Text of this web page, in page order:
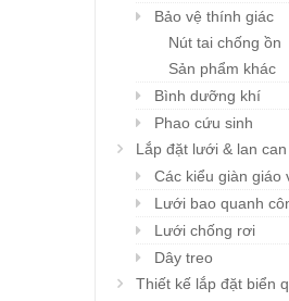
Bảo vệ thính giác
Nút tai chống ồn
Sản phẩm khác
Bình dưỡng khí
Phao cứu sinh
Lắp đặt lưới & lan
Các kiểu giàn giáo
Lưới bao quanh
Lưới chống rơi
Dây treo
Thiết kế lắp đặt biển